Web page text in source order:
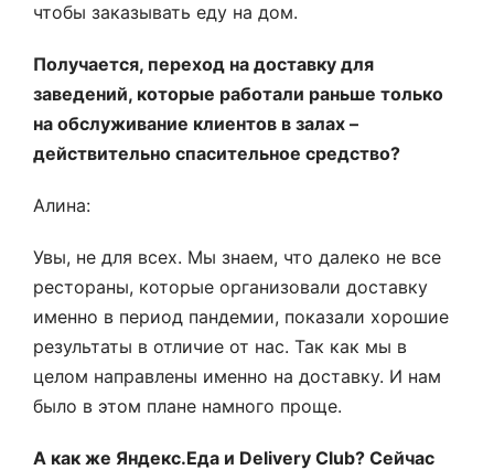
чтобы заказывать еду на дом.
Получается, переход на доставку для
заведений, которые работали раньше только
на обслуживание клиентов в залах –
действительно спасительное средство?
Алина:
Увы, не для всех. Мы знаем, что далеко не все
рестораны, которые организовали доставку
именно в период пандемии, показали хорошие
результаты в отличие от нас. Так как мы в
целом направлены именно на доставку. И нам
было в этом плане намного проще.
А как же Яндекс.Еда и Delivery Club? Сейчас